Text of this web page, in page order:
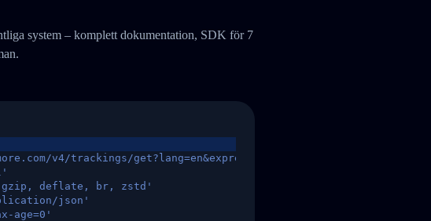
system – komplett dokumentation, SDK för 7
v4/trackings/get?lang=en&express=ups&tracknumber=1939155131
gzip, deflate, br, zstd'
json'
age=0'